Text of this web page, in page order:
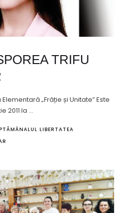
TRIFU
„Frăție și Unitate” Este
2011 la …
LIBERTATEA